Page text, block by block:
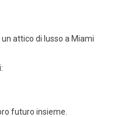
un attico di lusso a Miami
futuro insieme.